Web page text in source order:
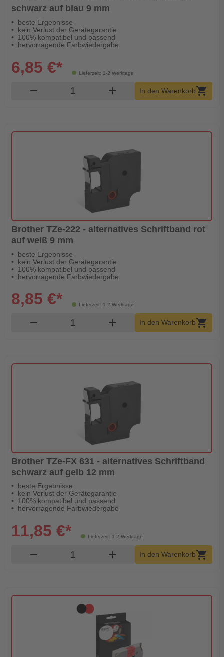
schwarz auf blau 9 mm
beste Ergebnisse
kein Verlust der Gerätegarantie
100% kompatibel und passend
hervorragende Farbwiedergabe
Lieferzeit: 1-2 Werktage
6,85 €*
remove Produkt Warenkorb Menge
add In den Warenkorbshopping_cart
Brother TZe-222 - alternatives Schriftband rot
auf weiß 9 mm
beste Ergebnisse
kein Verlust der Gerätegarantie
100% kompatibel und passend
hervorragende Farbwiedergabe
Lieferzeit: 1-2 Werktage
8,85 €*
remove Produkt Warenkorb Menge
add In den Warenkorbshopping_cart
Brother TZe-FX 631 - alternatives Schriftband
schwarz auf gelb 12 mm
beste Ergebnisse
kein Verlust der Gerätegarantie
100% kompatibel und passend
hervorragende Farbwiedergabe
Lieferzeit: 1-2 Werktage
11,85 €*
remove Produkt Warenkorb Menge
add In den Warenkorbshopping_cart